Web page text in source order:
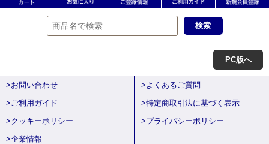
PC版へ
>お問い合わせ
>よくあるご質問
>ご利用ガイド
>特定商取引法に基づく表示
>クッキーポリシー
>プライバシーポリシー
>企業情報